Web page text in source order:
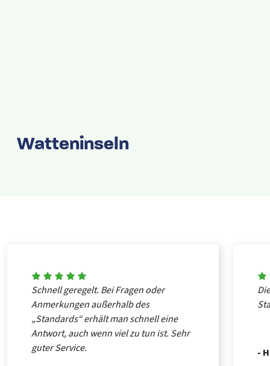
Watteninseln
Schnell geregelt. Bei Fragen oder
Anmerkungen außerhalb des
„Standards“ erhält man schnell eine
Antwort, auch wenn viel zu tun ist. Sehr
guter Service.
-